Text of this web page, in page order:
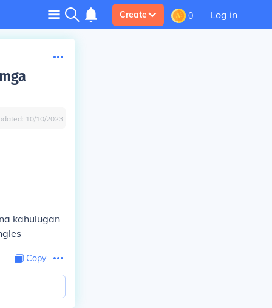
Create 0 Log in
10/10/2023
kahulugan
Copy